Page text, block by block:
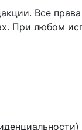
Все
При любом